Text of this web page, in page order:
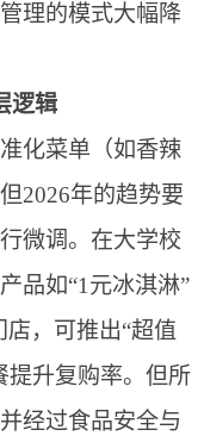
理的模式大幅降
逻辑
化菜单（如香辣
2026年的趋势要
微调。在大学校
品如“1元冰淇淋”
店，可推出“超值
提升复购率。但所
经过食品安全与